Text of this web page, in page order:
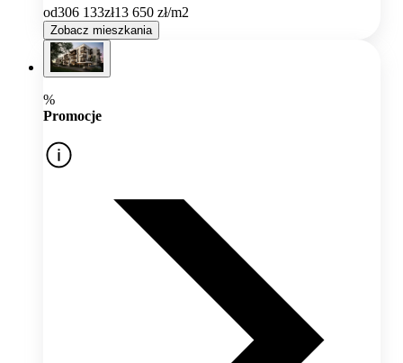
od306 133zł13 650 zł/m2
Zobacz mieszkania
%
Promocje